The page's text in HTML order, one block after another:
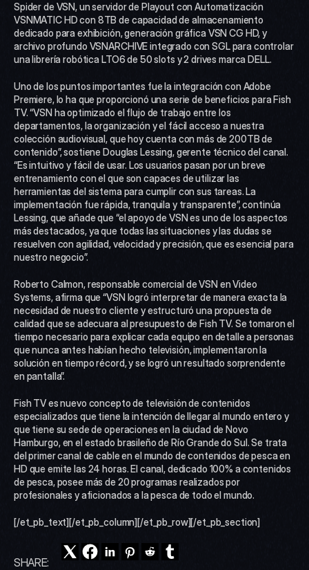
Spider de VSN, un servidor de Playout con Automatización
VSNMATIC HD con 8TB de capacidad de almacenamiento
dedicado para exhibición, generación gráfica VSN CG HD, y
archivo profundo VSNARCHIVE integrado con SGL para controlar
una librería robótica LTO6 de 50 slots y 2 drives marca DELL.
Uno de los puntos importantes fue la integración con Adobe
Premiere, lo ha que proporcionó una serie de beneficios para Fish
TV. “VSN ha optimizado el flujo de trabajo entre los
departamentos, la organización y el fácil acceso a nuestra
colección audiovisual, que hoy cuenta con más de 200TB de
contenido”, sostiene Douglas Lessing, gerente técnico del canal.
“Es intuitivo y fácil de usar. Los usuarios pasan por un breve
entrenamiento con el que son capaces de utilizar las
herramientas del sistema para cumplir con sus tareas. La
implementación fue rápida, tranquila y transparente”, continúa
Lessing, que añade que “el apoyo de VSN es uno de los aspectos
más destacados, ya que todas las situaciones y las dudas se
resuelven con agilidad, velocidad y precisión, que es esencial para
nuestro negocio”.
Roberto Calmon, responsable comercial de VSN en Video
Systems, afirma que “VSN logró interpretar de manera exacta la
necesidad de nuestro cliente y estructuró una propuesta de
calidad que se adecuara al presupuesto de Fish TV. Se tomaron el
tiempo necesario para explicar cada equipo en detalle a personas
que nunca antes habían hecho televisión, implementaron la
solución en tiempo récord, y se logró un resultado sorprendente
en pantalla”.
Fish TV es nuevo concepto de televisión de contenidos
especializados que tiene la intención de llegar al mundo entero y
que tiene su sede de operaciones en la ciudad de Novo
Hamburgo, en el estado brasileño de Río Grande do Sul. Se trata
del primer canal de cable en el mundo de contenidos de pesca en
HD que emite las 24 horas. El canal, dedicado 100% a contenidos
de pesca, posee más de 20 programas realizados por
profesionales y aficionados a la pesca de todo el mundo.
[/et_pb_text][/et_pb_column][/et_pb_row][/et_pb_section]
SHARE: